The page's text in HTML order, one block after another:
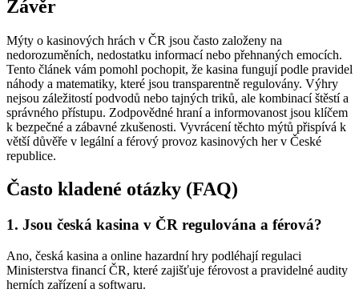
Závěr
Mýty o kasinových hrách v ČR jsou často založeny na
nedorozuměních, nedostatku informací nebo přehnaných emocích.
Tento článek vám pomohl pochopit, že kasina fungují podle pravidel
náhody a matematiky, které jsou transparentně regulovány. Výhry
nejsou záležitostí podvodů nebo tajných triků, ale kombinací štěstí a
správného přístupu. Zodpovědné hraní a informovanost jsou klíčem
k bezpečné a zábavné zkušenosti. Vyvrácení těchto mýtů přispívá k
větší důvěře v legální a férový provoz kasinových her v České
republice.
Často kladené otázky (FAQ)
1. Jsou česká kasina v ČR regulována a férová?
Ano, česká kasina a online hazardní hry podléhají regulaci
Ministerstva financí ČR, které zajišťuje férovost a pravidelné audity
herních zařízení a softwaru.